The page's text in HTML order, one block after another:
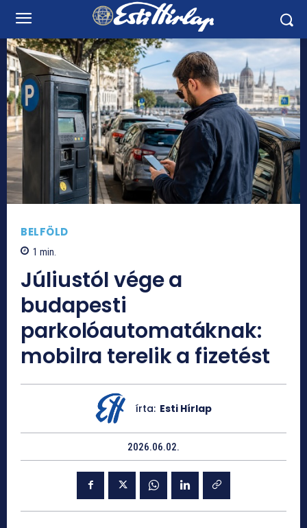
BELFÖLD
1 min.
Júliustól vége a
budapesti
parkolóautomatáknak:
mobilra terelik a fizetést
írta: Esti Hírlap
2026.06.02.